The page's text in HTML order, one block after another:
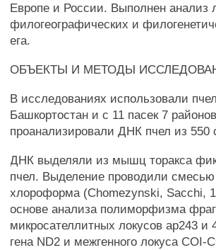
Европе и России. Выполнен анализ
филогеографических и
ега.
ОБЪЕКТЫ И МЕТОДЫ
В исследованиях использовали
Башкортостан и с 11 пасек 7
проанализировали ДНК пчел из
ДНК выделяли из мышц торакса
пчел. Выделение проводили
хлороформа (Chomezynski, Sacchi,
основе анализа полиморфизма
микросателлитных локусов ар243
гена ND2 и межгенного локуса